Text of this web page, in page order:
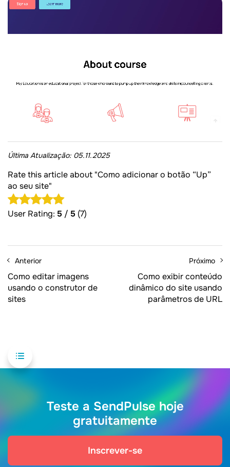
Última Atualização: 05.11.2025
Rate this article about "Como adicionar o botão “Up”
ao seu site"
User Rating: 5 / 5 (7)
Anterior
Como editar imagens
usando o construtor de
sites
Próximo
Como exibir conteúdo
dinâmico do site usando
parâmetros de URL
Teste a SendPulse hoje
gratuitamente
Inscrever-se